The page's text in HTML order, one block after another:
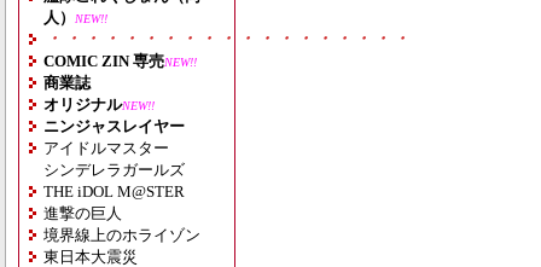
人）
NEW!!
・・・・・・・・・・・・・・・・・・・
COMIC ZIN 専売NEW!!
商業誌
オリジナルNEW!!
ニンジャスレイヤー
アイドルマスター
シンデレラガールズ
THE iDOL M@STER
進撃の巨人
境界線上のホライゾン
東日本大震災